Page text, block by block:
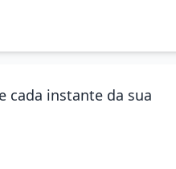
cada instante da sua